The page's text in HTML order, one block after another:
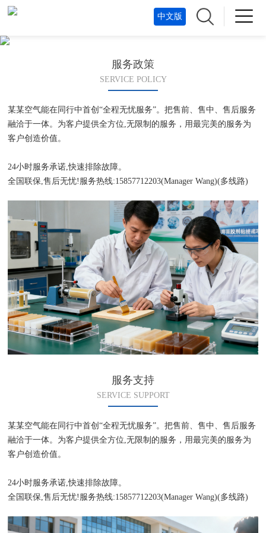
中文版
服务政策
SERVICE POLICY
某某空气能在同行中首创“全程无忧服务”。把售前、售中、售后服务
融洽于一体。为客户提供全方位,无限制的服务，用最完美的服务为
客户创造价值。
24小时服务承诺,快速排除故障。
全国联保,售后无忧!服务热线:15857712203(Manager Wang)(多线路)
服务支持
SERVICE SUPPORT
某某空气能在同行中首创“全程无忧服务”。把售前、售中、售后服务
融洽于一体。为客户提供全方位,无限制的服务，用最完美的服务为
客户创造价值。
24小时服务承诺,快速排除故障。
全国联保,售后无忧!服务热线:15857712203(Manager Wang)(多线路)